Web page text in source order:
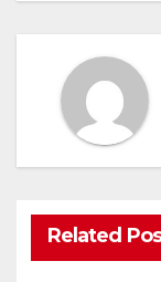
ビ
ゲ
ー
ョ
Related